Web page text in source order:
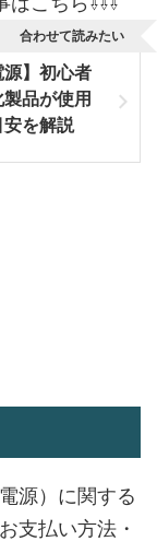
源】初心者
品が使用
を解説
合わせて読みたい
源）に関する
支払い方法・